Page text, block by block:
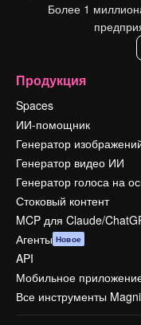
Более 1
Продукция
Spaces
ИИ-помощник
Генератор
Генератор видео ИИ
Генератор голоса на
Стоковый контент
MCP для Claude/
Агенты Новое
API
Мобильное
Все инструменты